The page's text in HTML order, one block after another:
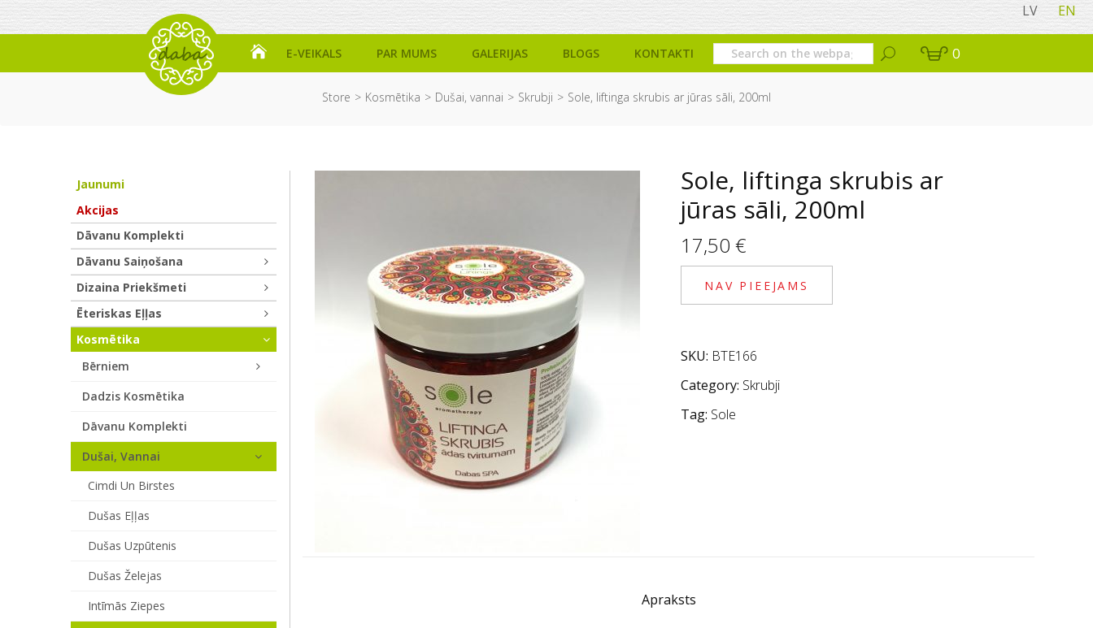
LV EN
E-VEIKALS PAR MUMS GALERIJAS BLOGS KONTAKTI 0
Store Kosmētika Dušai, vannai Skrubji Sole, liftinga skrubis ar jūras sāli, 200ml
Sole, liftinga skrubis ar
jūras sāli, 200ml
17,50 €
NAV PIEEJAMS
SKU: BTE166
Category: Skrubji
Tag: Sole
Apraksts
Jaunumi
Akcijas
Dāvanu Komplekti
Dāvanu Saiņošana
Dizaina Priekšmeti
Ēteriskas Eļļas
Kosmētika
Bērniem
Dadzis Kosmētika
Dāvanu Komplekti
Dušai, Vannai
Cimdi Un Birstes
Dušas Eļļas
Dušas Uzpūtenis
Dušas Želejas
Intīmās Ziepes